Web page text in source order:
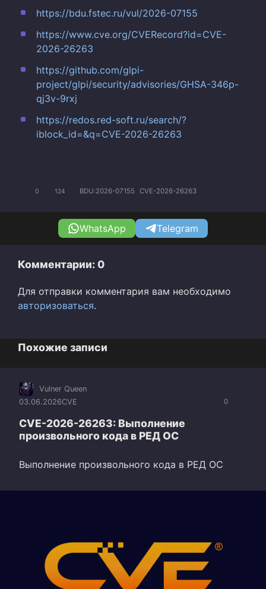
https://bdu.fstec.ru/vul/2026-07155
https://www.cve.org/CVERecord?id=CVE-
2026-26263
https://github.com/glpi-
project/glpi/security/advisories/GHSA-346p-
qj3v-9rxj
https://redos.red-soft.ru/search/?
iblock_id=&q=CVE-2026-26263
0 124 BDU:2026-07155 CVE-2026-26263
WhatsApp Telegram
Комментарии: 0
Для отправки комментария вам необходимо
авторизоваться.
Похожие записи
0
Vulner Queen
03.06.2026CVE
CVE-2026-26263: Выполнение
произвольного кода в РЕД ОС
Выполнение произвольного кода в РЕД ОС